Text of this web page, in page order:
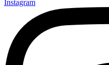
Instagram